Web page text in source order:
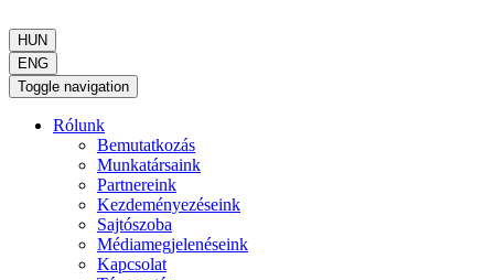
HUN
ENG
Toggle navigation
Rólunk
Bemutatkozás
Munkatársaink
Partnereink
Kezdeményezéseink
Sajtószoba
Médiamegjelenéseink
Kapcsolat